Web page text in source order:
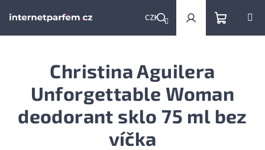
CZK
Hledat PřihlášeníNákupní
Christina Aguilera
Unforgettable Woman
deodorant sklo 75 ml bez
víčka